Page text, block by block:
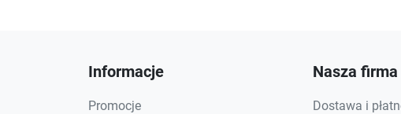
Informacje
Promocje
Nasza firma
Dostawa i